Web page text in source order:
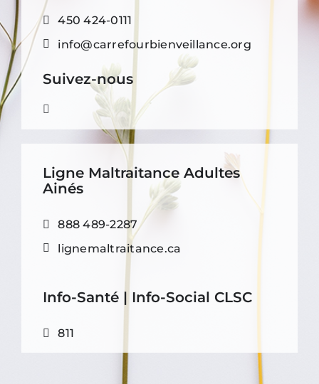
450 424-0111
info@carrefourbienveillance.org
Suivez-nous
Ligne Maltraitance Adultes
Ainés
888 489-2287
lignemaltraitance.ca
Info-Santé | Info-Social CLSC
811